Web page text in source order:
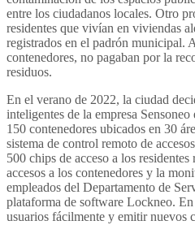
entre los ciudadanos locales. Otro
residentes que vivían en viviendas
registrados en el padrón municipal.
contenedores, no pagaban por la
residuos.
En el verano de 2022, la ciudad
inteligentes de la empresa
150 contenedores ubicados en 30
sistema de control remoto de
500 chips de acceso a los
accesos a los contenedores y la
empleados del Departamento de
plataforma de software Lockneo.
usuarios fácilmente y emitir nuevos